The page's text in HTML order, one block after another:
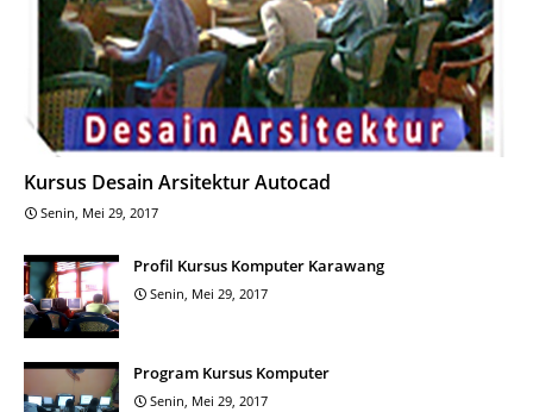
Kursus Desain Arsitektur Autocad
Senin, Mei 29, 2017
Profil Kursus Komputer Karawang
Senin, Mei 29, 2017
Program Kursus Komputer
Senin, Mei 29, 2017